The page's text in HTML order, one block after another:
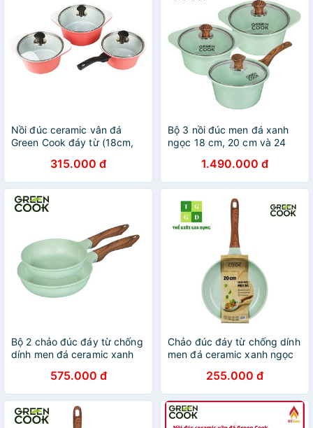
Nồi đúc ceramic vân đá
Green Cook đáy từ (18cm,
315.000 đ
Bộ 3 nồi đúc men đá xanh
ngọc 18 cm, 20 cm và 24
nghệ Hàn Quốc
1.490.000 đ
Bộ 2 chảo đúc đáy từ chống
dính men đá ceramic xanh
công nghệ Hàn Quốc sản
xuất tại Việt Nam
575.000 đ
Chảo đúc đáy từ chống dính
men đá ceramic xanh ngọc
255.000 đ